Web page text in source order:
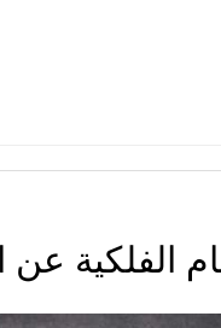
الفلكية